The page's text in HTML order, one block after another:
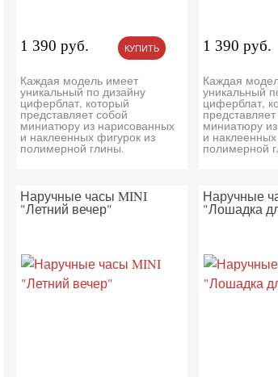
1 390 руб. КУПИТЬ
Каждая модель имеет
уникальный по дизайну
циферблат, который
представляет собой
миниатюру из нарисованных
и наклеенных фигурок из
полимерной глины.
1 390 руб.
Каждая
уникальный
циферблат,
миниатюру
и
полимерной
Наручные часы MINI
"Летний вечер"
Наручные
"Лошадка